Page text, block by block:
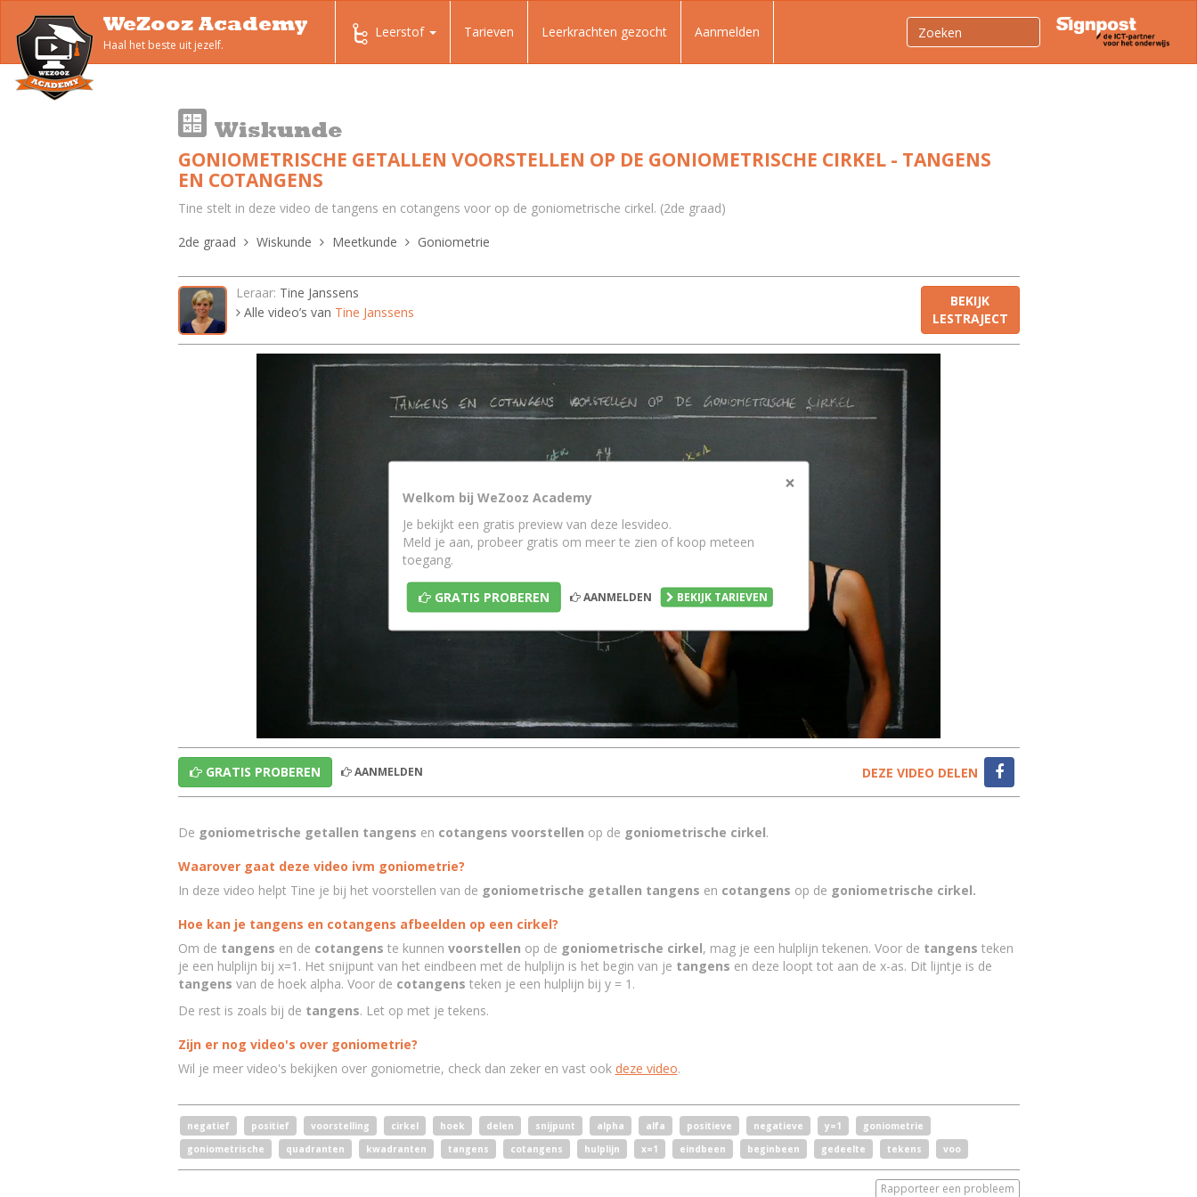
WeZooz Academy
Haal het beste uit jezelf.
Leerstof Tarieven Leerkrachten gezocht Aanmelden
Wiskunde
GONIOMETRISCHE GETALLEN VOORSTELLEN OP DE GONIOMETRISCHE CIRKEL - TANGENS
EN COTANGENS
Tine stelt in deze video de tangens en cotangens voor op de goniometrische cirkel. (2de graad)
2de graad
Wiskunde Meetkunde Goniometrie
Leraar: Tine Janssens
Alle video’s van Tine Janssens
BEKIJK
LESTRAJECT
×
Welkom bij WeZooz Academy
Je bekijkt een gratis preview van deze lesvideo.
Meld je aan, probeer gratis om meer te zien of koop meteen
toegang.
GRATIS PROBEREN AANMELDEN BEKIJK TARIEVEN
GRATIS PROBEREN AANMELDEN DEZE VIDEO DELEN
De goniometrische getallen tangens en cotangens voorstellen op de goniometrische cirkel.
Waarover gaat deze video ivm goniometrie?
In deze video helpt Tine je bij het voorstellen van de goniometrische getallen tangens en cotangens op de goniometrische cirkel.
Hoe kan je tangens en cotangens afbeelden op een cirkel?
Om de tangens en de cotangens te kunnen voorstellen op de goniometrische cirkel, mag je een hulplijn tekenen. Voor de tangens teken
je een hulplijn bij x=1. Het snijpunt van het eindbeen met de hulplijn is het begin van je tangens en deze loopt tot aan de x-as. Dit lijntje is de
tangens van de hoek alpha. Voor de cotangens teken je een hulplijn bij y = 1.
De rest is zoals bij de tangens. Let op met je tekens.
Zijn er nog video's over goniometrie?
Wil je meer video's bekijken over goniometrie, check dan zeker en vast ook deze video.
negatief positief voorstelling cirkel hoek delen snijpunt alpha alfa positieve negatieve y=1
goniometrie
goniometrische
quadranten kwadranten tangens cotangens hulplijn x=1 eindbeen beginbeen gedeelte tekens voo
Rapporteer een probleem